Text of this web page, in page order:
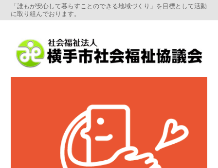
「誰もが安心して暮らすことのできる地域づくり」を目標として活動
に取り組んでおります。